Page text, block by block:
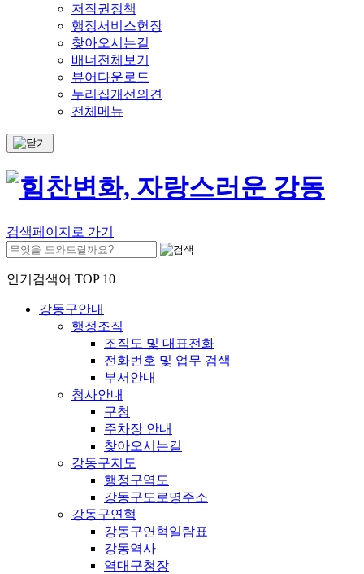
저작권정책
행정서비스헌장
찾아오시는길
배너전체보기
뷰어다운로드
누리집개선의견
전체메뉴
검색페이지로 가기
인기검색어 TOP 10
강동구안내
행정조직
조직도 및 대표전화
전화번호 및 업무 검색
부서안내
청사안내
구청
주차장 안내
찾아오시는길
강동구지도
행정구역도
강동구도로명주소
강동구연혁
강동구연혁일람표
강동역사
역대구청장